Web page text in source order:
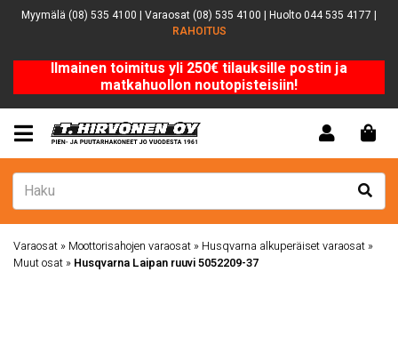
Myymälä (08) 535 4100 | Varaosat (08) 535 4100 | Huolto 044 535 4177 |
RAHOITUS
Ilmainen toimitus yli 250€ tilauksille postin ja
matkahuollon noutopisteisiin!
Varaosat » Moottorisahojen varaosat » Husqvarna alkuperäiset varaosat »
Muut osat » Husqvarna Laipan ruuvi 5052209-37